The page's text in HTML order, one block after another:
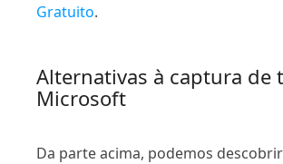
Gratuito.
Alternativas à captura de
Microsoft
Da parte acima, podemos